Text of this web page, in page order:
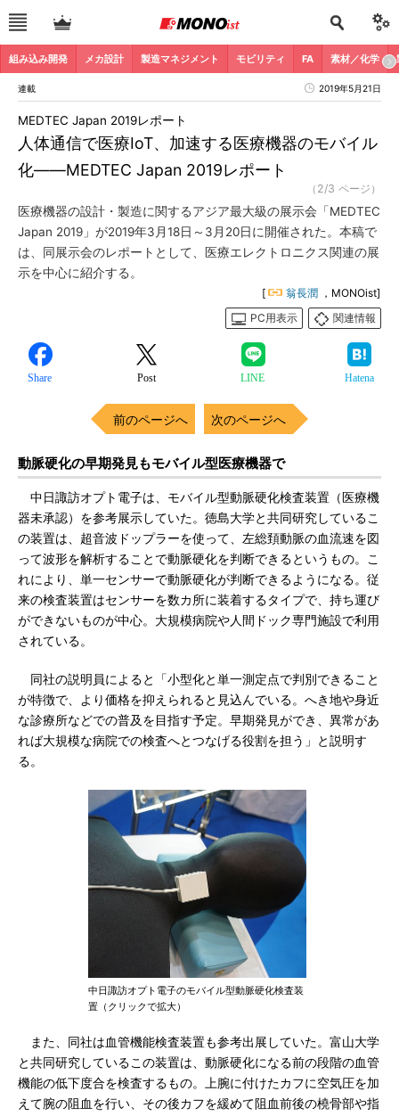
組み込み開発 メカ設計 製造マネジメント モビリティ FA 素材／化学
連載 2019年5月21日
人体通信で医療IoT、加速する医療機器のモバイル
化――MEDTEC Japan 2019レポート
MEDTEC Japan 2019レポート
（2/3 ページ）
医療機器の設計・製造に関するアジア最大級の展示会「MEDTEC
Japan 2019」が2019年3月18日～3月20日に開催された。本稿で
は、同展示会のレポートとして、医療エレクトロニクス関連の展
示を中心に紹介する。
[ 翁長潤 ，MONOist]
PC用表示
関連情報
Share Post LINE Hatena
前のページへ 次のページへ
動脈硬化の早期発見もモバイル型医療機器で
中日諏訪オプト電子は、モバイル型動脈硬化検査装置（医療機
器未承認）を参考展示していた。徳島大学と共同研究しているこ
の装置は、超音波ドップラーを使って、左総頚動脈の血流速を図
って波形を解析することで動脈硬化を判断できるというもの。こ
れにより、単一センサーで動脈硬化が判断できるようになる。従
来の検査装置はセンサーを数カ所に装着するタイプで、持ち運び
ができないものが中心。大規模病院や人間ドック専門施設で利用
されている。
同社の説明員によると「小型化と単一測定点で判別できること
が特徴で、より価格を抑えられると見込んでいる。へき地や身近
な診療所などでの普及を目指す予定。早期発見ができ、異常があ
れば大規模な病院での検査へとつなげる役割を担う」と説明す
る。
中日諏訪オプト電子のモバイル型動脈硬化検査装
置（クリックで拡大）
また、同社は血管機能検査装置も参考出展していた。富山大学
と共同研究しているこの装置は、動脈硬化になる前の段階の血管
機能の低下度合を検査するもの。上腕に付けたカフに空気圧を加
えて腕の阻血を行い、その後カフを緩めて阻血前後の橈骨部や指